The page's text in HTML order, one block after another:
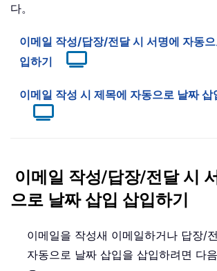
다。
이메일 작성/답장/전달 시 서명에 자동
입하기
이메일 작성 시 제목에 자동으로 날짜 삽
이메일 작성/답장/전달 시
으로 날짜 삽입 삽입하기
이메일을 작성새 이메일하거나 답장/
자동으로 날짜 삽입을 삽입하려면 다